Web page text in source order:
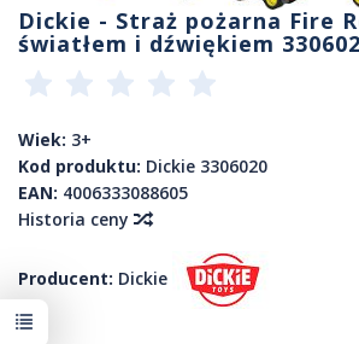
Dickie - Straż pożarna Fire
światłem i dźwiękiem
Wiek: 3+
Kod produktu: Dickie 3306020
EAN: 4006333088605
Historia ceny
Producent: Dickie